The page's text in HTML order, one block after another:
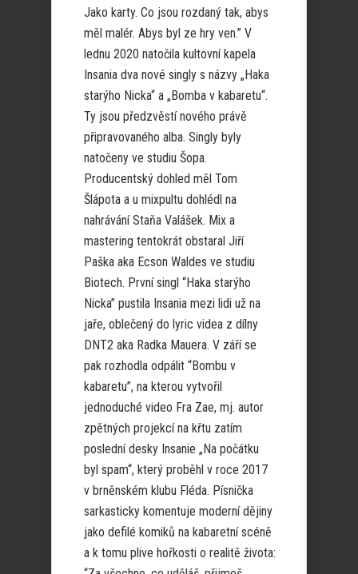
Jako karty. Co jsou rozdaný tak, abys
měl malér. Abys byl ze hry ven.” V
lednu 2020 natočila kultovní kapela
Insania dva nové singly s názvy „Haka
starýho Nicka“ a „Bomba v kabaretu“.
Ty jsou předzvěstí nového právě
připravovaného alba. Singly byly
natočeny ve studiu Šopa.
Producentský dohled měl Tom
Šlápota a u mixpultu dohlédl na
nahrávání Staňa Valášek. Mix a
mastering tentokrát obstaral Jiří
Paška aka Ecson Waldes ve studiu
Biotech. První singl “Haka starýho
Nicka” pustila Insania mezi lidi už na
jaře, oblečený do lyric videa z dílny
DNT2 aka Radka Mauera. V září se
pak rozhodla odpálit “Bombu v
kabaretu”, na kterou vytvořil
jednoduché video Fra Zae, mj. autor
zpětných projekcí na křtu zatím
poslední desky Insanie „Na počátku
byl spam“, který proběhl v roce 2017
v brněnském klubu Fléda. Písnička
sarkasticky komentuje moderní dějiny
jako defilé komiků na kabaretní scéně
a k tomu plive hořkosti o realitě života: